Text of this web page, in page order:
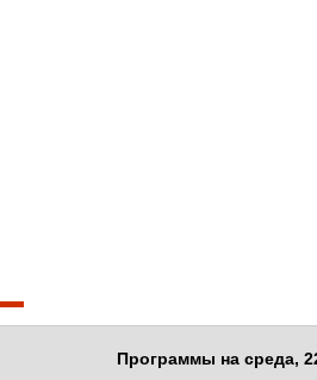
Программы на среда,